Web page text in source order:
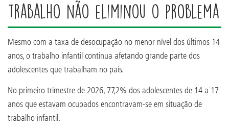
trabalho não eliminou o problema
Mesmo com a taxa de desocupação no menor nível dos últimos 14
anos, o trabalho infantil continua afetando grande parte dos
adolescentes que trabalham no país.
No primeiro trimestre de 2026, 77,2% dos adolescentes de 14 a 17
anos que estavam ocupados encontravam-se em situação de
trabalho infantil.